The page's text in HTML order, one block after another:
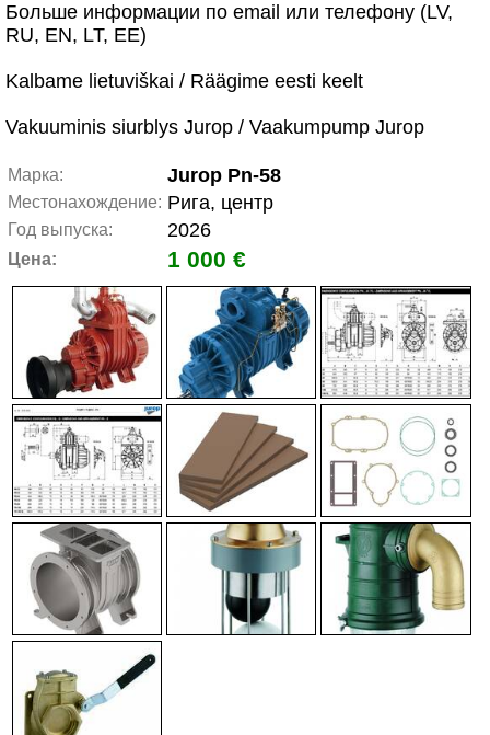
Больше информации по email или телефону (LV,
RU, EN, LT, EE)
Kalbame lietuviškai / Räägime eesti keelt
Vakuuminis siurblys Jurop / Vaakumpump Jurop
Марка: Jurop Pn-58
Местонахождение: Рига, центр
Год выпуска: 2026
Цена: 1 000 €